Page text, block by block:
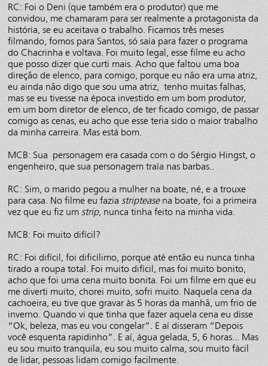
RC: Foi o Deni (que também era o produtor) que me
convidou, me chamaram para ser realmente a protagonista da
história, se eu aceitava o trabalho. Ficamos três meses
filmando, fomos para Santos, só saía para fazer o programa
do Chacrinha e voltava. Foi muito legal, esse filme eu acho
que posso dizer que curti mais. Acho que faltou uma boa
direção de elenco, para comigo, porque eu não era uma atriz,
eu ainda não digo que sou uma atriz, tenho muitas falhas,
mas se eu tivesse na época investido em um bom produtor,
em um bom diretor de elenco, de ter ficado comigo, de passar
comigo as cenas, eu acho que esse teria sido o maior trabalho
da minha carreira. Mas está bom.
MCB: Sua personagem era casada com o do Sérgio Hingst, o
engenheiro, que sua personagem traía nas barbas..
RC: Sim, o marido pegou a mulher na boate, né, e a trouxe
para casa. No filme eu faziastripteasena boate, foi a primeira
vez que eu fiz um strip, nunca tinha feito na minha vida.
MCB: Foi muito difícil?
RC: Foi difícil, foi dificílimo, porque até então eu nunca tinha
tirado a roupa total. Foi muito difícil, mas foi muito bonito,
acho que foi uma cena muito bonita. Foi um filme em que eu
me diverti muito, chorei muito, sofri muito. Naquela cena da
cachoeira, eu tive que gravar às 5 horas da manhã, um frio de
inverno. Quando vi que tinha que fazer aquela cena eu disse
“Ok, beleza, mas eu vou congelar”. E aí disseram “Depois
você esquenta rapidinho”. E aí, água gelada, 5, 6 horas... Mas
eu sou muito tranquila, eu sou muito calma, sou muito fácil
de lidar, pessoas lidam comigo facilmente.